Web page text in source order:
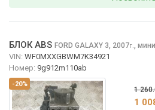
-20%
БЛОК ABS FORD GALAXY 3, 2007г.,
VIN: WF0MXXGBWM7K34921
Номер: 9g912m110ab
1
1